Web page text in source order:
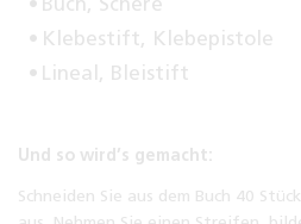
Klebestift, Klebepistole
Lineal, Bleistift
Und so wird’s gemacht:
Schneiden Sie aus dem Buch 40